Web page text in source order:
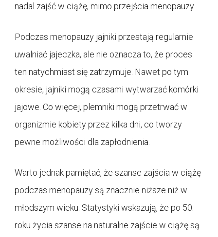
nadal zajść w ciążę, mimo przejścia menopauzy.
Podczas menopauzy jajniki przestają regularnie
uwalniać jajeczka, ale nie oznacza to, że proces
ten natychmiast się zatrzymuje. Nawet po tym
okresie, jajniki mogą czasami wytwarzać komórki
jajowe. Co więcej, plemniki mogą przetrwać w
organizmie kobiety przez kilka dni, co tworzy
pewne możliwości dla zapłodnienia.
Warto jednak pamiętać, że szanse zajścia w ciążę
podczas menopauzy są znacznie niższe niż w
młodszym wieku. Statystyki wskazują, że po 50.
roku życia szanse na naturalne zajście w ciążę są